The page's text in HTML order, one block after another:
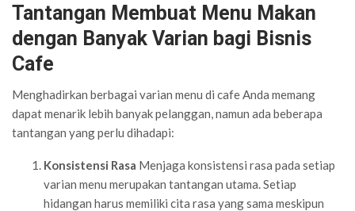
Tantangan Membuat Menu Makan
dengan Banyak Varian bagi Bisnis
Cafe
Menghadirkan berbagai varian menu di cafe Anda memang
dapat menarik lebih banyak pelanggan, namun ada beberapa
tantangan yang perlu dihadapi:
Konsistensi Rasa Menjaga konsistensi rasa pada setiap
varian menu merupakan tantangan utama. Setiap
hidangan harus memiliki cita rasa yang sama meskipun